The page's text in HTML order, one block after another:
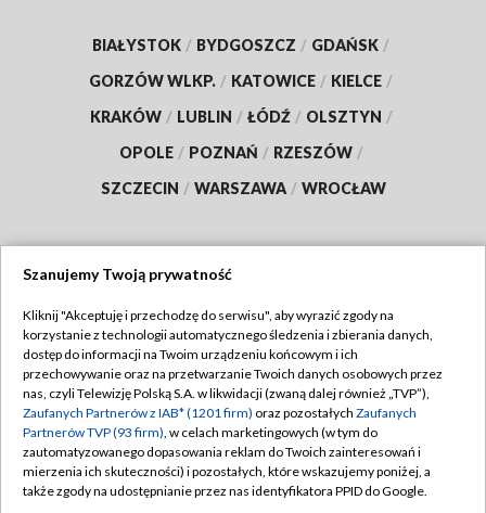
BIAŁYSTOK / BYDGOSZCZ / GDAŃSK /
GORZÓW WLKP. / KATOWICE / KIELCE /
KRAKÓW / LUBLIN / ŁÓDŹ / OLSZTYN /
OPOLE / POZNAŃ / RZESZÓW /
SZCZECIN / WARSZAWA / WROCŁAW
TVP
Abonament TVP
Emisja w TVP
Centrum informacji TVP
Naziemna Telewizja Cyfrowa
Regulamin TVP
Polityka prywatności
Moje zgody
Pomoc
Szanujemy Twoją prywatność
Kliknij "Akceptuję i przechodzę do serwisu", aby wyrazić zgody na
korzystanie z technologii automatycznego śledzenia i zbierania danych,
dostęp do informacji na Twoim urządzeniu końcowym i ich
przechowywanie oraz na przetwarzanie Twoich danych osobowych przez
nas, czyli Telewizję Polską S.A. w likwidacji (zwaną dalej również „TVP”),
Zaufanych Partnerów z IAB* (1201 firm) oraz pozostałych Zaufanych
Partnerów TVP (93 firm), w celach marketingowych (w tym do
zautomatyzowanego dopasowania reklam do Twoich zainteresowań i
mierzenia ich skuteczności) i pozostałych, które wskazujemy poniżej, a
także zgody na udostępnianie przez nas identyfikatora PPID do Google.